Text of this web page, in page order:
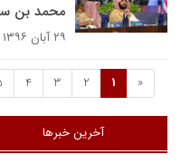
محمد بن
۲۹ آبان ۱۳۹۶
«
1
2
3
4
آخرین خبرها